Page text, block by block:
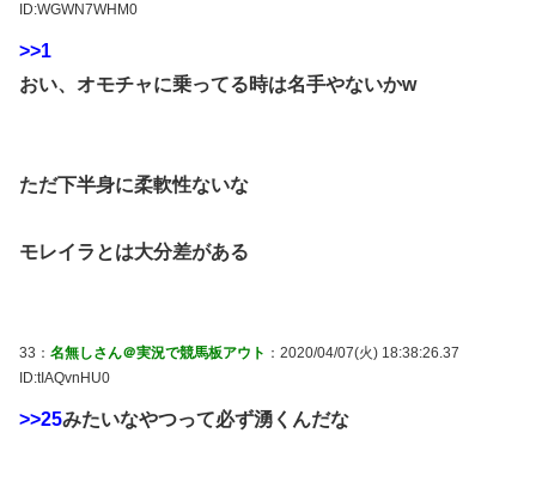
ID:WGWN7WHM0
>>1
おい、オモチャに乗ってる時は名手やないかw
ただ下半身に柔軟性ないな
モレイラとは大分差がある
33： 名無しさん＠実況で競馬板アウト ：2020/04/07(火) 18:38:26.37
ID:tIAQvnHU0
>>25みたいなやつって必ず湧くんだな